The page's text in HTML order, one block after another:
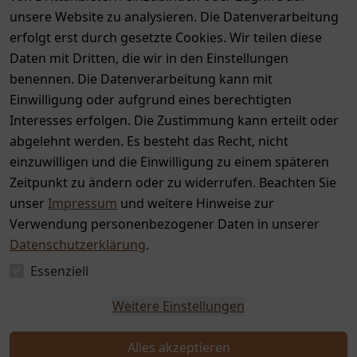
unsere Website zu analysieren. Die Datenverarbeitung
erfolgt erst durch gesetzte Cookies. Wir teilen diese
Daten mit Dritten, die wir in den Einstellungen
benennen. Die Datenverarbeitung kann mit
Einwilligung oder aufgrund eines berechtigten
Interesses erfolgen. Die Zustimmung kann erteilt oder
abgelehnt werden. Es besteht das Recht, nicht
einzuwilligen und die Einwilligung zu einem späteren
Zeitpunkt zu ändern oder zu widerrufen. Beachten Sie
unser Impressum und weitere Hinweise zur
Verwendung personenbezogener Daten in unserer
Datenschutzerklärung.
Essenziell
Weitere Einstellungen
Alles akzeptieren
Auszeichnungen
Impressum Daten­schutz­erklärung